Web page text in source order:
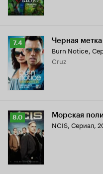
Рейтинг
Кинопоиска
7.4
7.4 Черная метка
Burn Notice,
Cruz
Рейтинг
Кинопоиска
8.0
8.0 Морская
NCIS, Сериал,